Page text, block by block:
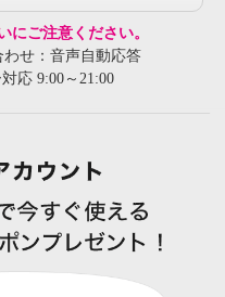
ご注意ください。
わせ：音声自動応答
応 9:00～21:00